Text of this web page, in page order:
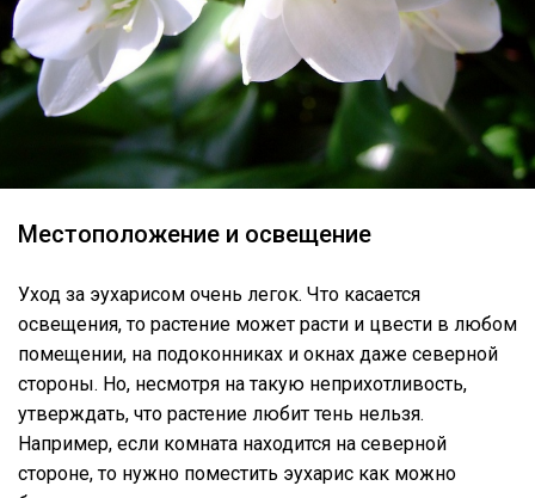
Местоположение и освещение
Уход за эухарисом очень легок. Что касается
освещения, то растение может расти и цвести в любом
помещении, на подоконниках и окнах даже северной
стороны. Но, несмотря на такую неприхотливость,
утверждать, что растение любит тень нельзя.
Например, если комната находится на северной
стороне, то нужно поместить эухарис как можно